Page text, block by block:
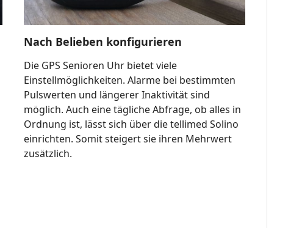
Nach Belieben konfigurieren
Die GPS Senioren Uhr bietet viele
Einstellmöglichkeiten. Alarme bei bestimmten
Pulswerten und längerer Inaktivität sind
möglich. Auch eine tägliche Abfrage, ob alles in
Ordnung ist, lässt sich über die tellimed Solino
einrichten. Somit steigert sie ihren Mehrwert
zusätzlich.